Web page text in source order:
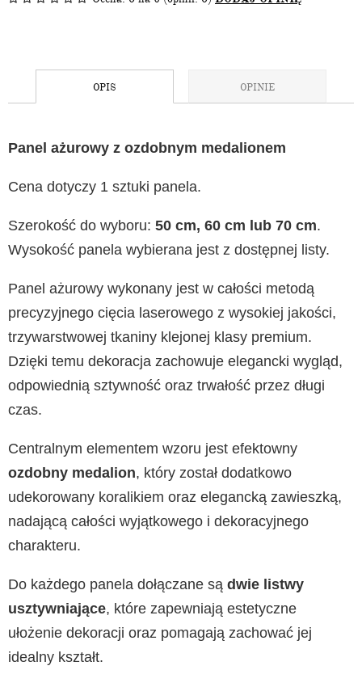
OPIS OPINIE
Panel ażurowy z ozdobnym medalionem
Cena dotyczy 1 sztuki panela.
Szerokość do wyboru: 50 cm, 60 cm lub 70 cm.
Wysokość panela wybierana jest z dostępnej listy.
Panel ażurowy wykonany jest w całości metodą
precyzyjnego cięcia laserowego z wysokiej jakości,
trzywarstwowej tkaniny klejonej klasy premium.
Dzięki temu dekoracja zachowuje elegancki wygląd,
odpowiednią sztywność oraz trwałość przez długi
czas.
Centralnym elementem wzoru jest efektowny
ozdobny medalion, który został dodatkowo
udekorowany koralikiem oraz elegancką zawieszką,
nadającą całości wyjątkowego i dekoracyjnego
charakteru.
Do każdego panela dołączane są dwie listwy
usztywniające, które zapewniają estetyczne
ułożenie dekoracji oraz pomagają zachować jej
idealny kształt.